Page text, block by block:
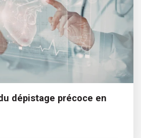
dépistage précoce en